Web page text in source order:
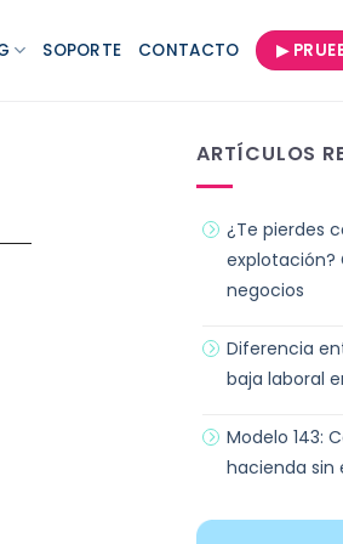
SOPORTE CONTACTO ▶
ARTÍCULOS
¿Te pierdes
explotación?
negocios
Diferencia
baja laboral
Modelo 143:
hacienda sin